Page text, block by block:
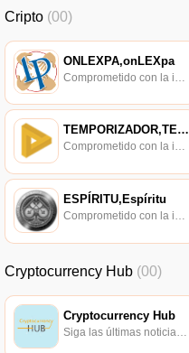
Cripto (00)
ONLEXPA,onLEXpa
TEMPORIZADOR,TEMPORIZADOR
Comprometido con la investigación de políticas en los campos de las nuevas finanzas, las finanzas internacionales y los mercados financieros.
ESPÍRITU,Espíritu
Comprometido con la investigación de políticas en los campos de las nuevas finanzas, las finanzas internacionales y los mercados financieros.
Cryptocurrency Hub (00)
Cryptocurrency Hub